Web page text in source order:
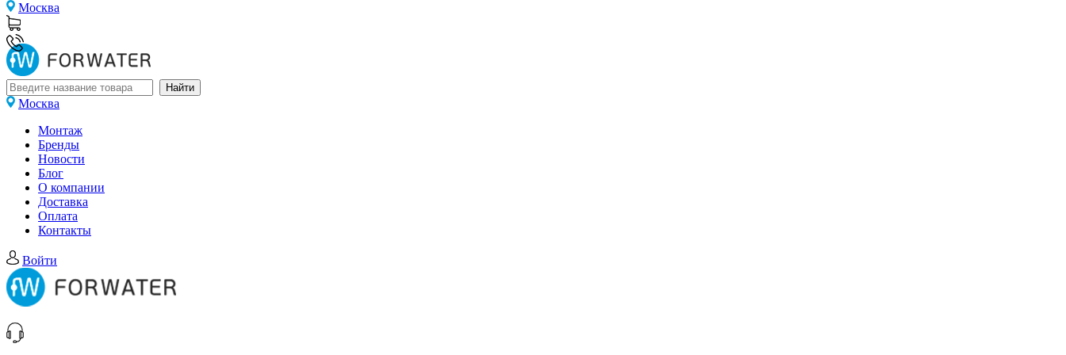
Москва
Москва
Монтаж
Бренды
Новости
Блог
О компании
Доставка
Оплата
Контакты
Войти